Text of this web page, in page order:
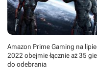
Amazon Prime Gaming na
2022 obejmie łącznie aż 35
do odebrania